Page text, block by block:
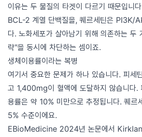
이유는 두 물질의 타겟이 다르기 때문입니
BCL-2 계열 단백질을, 퀘르세틴은 PI3K/
다. 노화세포가 살아남기 위해 의존하는 두
략"을 동시에 차단하는 셈이죠.
생체이용률이라는 복병
여기서 중요한 문제가 하나 있습니다. 피
고 1,400mg이 혈액에 도달하지 않습니다.
용률은 약 10% 미만으로 추정됩니다. 퀘
5% 수준이에요.
EBioMedicine 2024년 논문에서